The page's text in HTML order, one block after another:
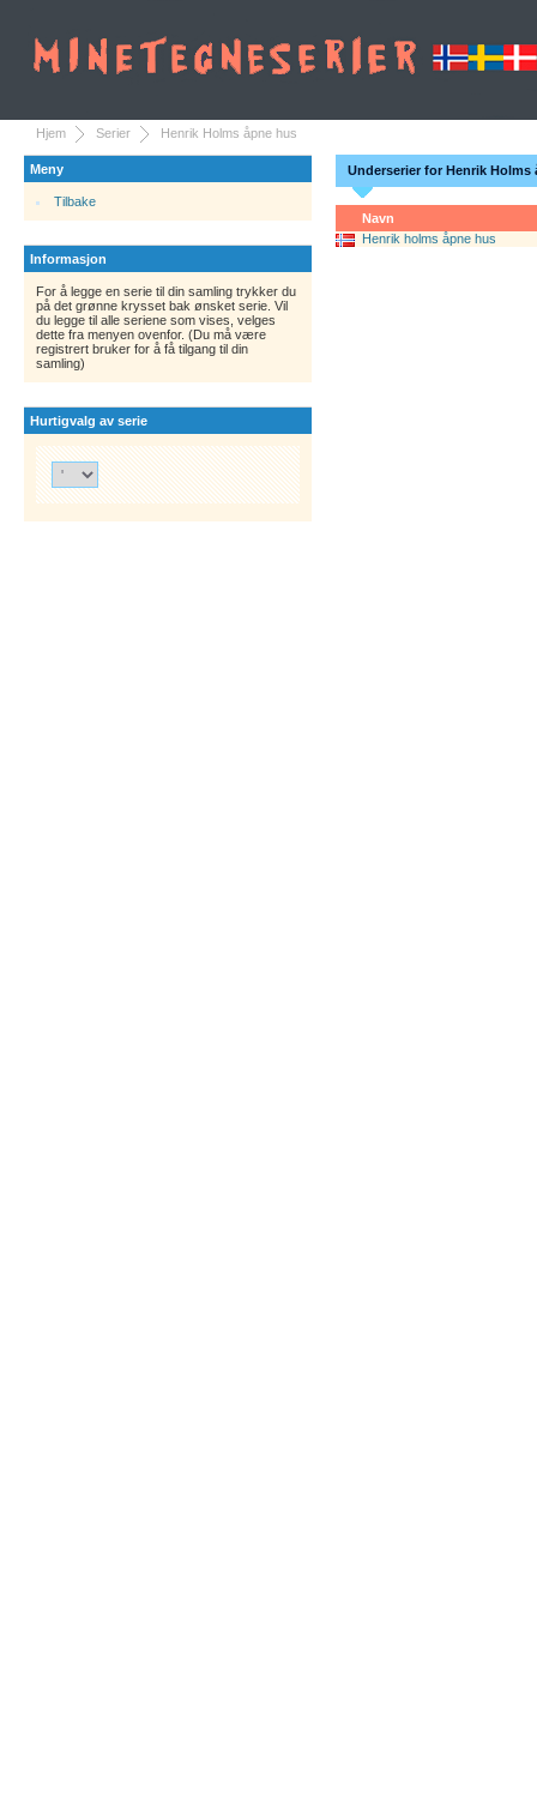
Hjem Serier Henrik Holms åpne hus
Meny
Tilbake
Informasjon
For å legge en serie til din samling trykker du
på det grønne krysset bak ønsket serie. Vil
du legge til alle seriene som vises, velges
dette fra menyen ovenfor. (Du må være
registrert bruker for å få tilgang til din
samling)
Hurtigvalg av serie
Underserier for Henrik Holms
Navn
Henrik holms åpne hus